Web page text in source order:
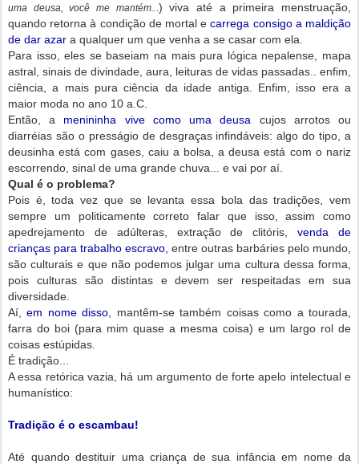
uma deusa, você me mantém...) viva até a primeira menstruação,
quando retorna à condição de mortal ecarrega consigo a maldição
de dar azar a qualquer um que venha a se casar com ela.
Para isso, eles se baseiam na mais pura lógica nepalense, mapa
astral, sinais de divindade, aura, leituras de vidas passadas.. enfim,
ciência, a mais pura ciência da idade antiga. Enfim, isso era a
maior moda no ano 10 a.C.
Então, a menininha vive como uma deusa cujos arrotos ou
diarréias são o presságio de desgraças infindáveis: algo do tipo, a
deusinha está com gases, caiu a bolsa, a deusa está com o nariz
escorrendo, sinal de uma grande chuva... e vai por aí.
Qual é o problema?
Pois é, toda vez que se levanta essa bola das tradições, vem
sempre um politicamente correto falar que isso, assim como
apedrejamento de adúlteras, extração de clitóris,venda de
crianças para trabalho escravo, entre outras barbáries pelo mundo,
são culturais e que não podemos julgar uma cultura dessa forma,
pois culturas são distintas e devem ser respeitadas em sua
diversidade.
Aí,em nome disso , mantêm-se também coisas como a tourada,
farra do boi (para mim quase a mesma coisa) e um largo rol de
coisas estúpidas.
É tradição...
A essa retórica vazia, há um argumento de forte apelo intelectual e
humanístico:
Tradição é o escambau!
Até quando destituir uma criança de sua infância em nome da